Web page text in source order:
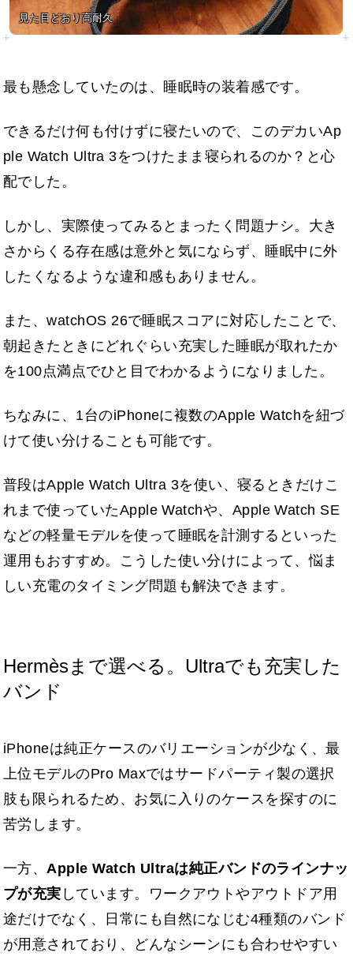
見た目どおり高耐久
最も懸念していたのは、睡眠時の装着感です。
できるだけ何も付けずに寝たいので、このデカいAp
ple Watch Ultra 3をつけたまま寝られるのか？と心
配でした。
しかし、実際使ってみるとまったく問題ナシ。大き
さからくる存在感は意外と気にならず、睡眠中に外
したくなるような違和感もありません。
また、watchOS 26で睡眠スコアに対応したことで、
朝起きたときにどれぐらい充実した睡眠が取れたか
を100点満点でひと目でわかるようになりました。
ちなみに、1台のiPhoneに複数のApple Watchを紐づ
けて使い分けることも可能です。
普段はApple Watch Ultra 3を使い、寝るときだけこ
れまで使っていたApple Watchや、Apple Watch SE
などの軽量モデルを使って睡眠を計測するといった
運用もおすすめ。こうした使い分けによって、悩ま
しい充電のタイミング問題も解決できます。
Hermèsまで選べる。Ultraでも充実した
バンド
iPhoneは純正ケースのバリエーションが少なく、最
上位モデルのPro Maxではサードパーティ製の選択
肢も限られるため、お気に入りのケースを探すのに
苦労します。
一方、 Apple Watch Ultraは純正バンドのラインナッ
プが充実 しています。ワークアウトやアウトドア用
途だけでなく、日常にも自然になじむ4種類のバンド
が用意されており、どんなシーンにも合わせやすい